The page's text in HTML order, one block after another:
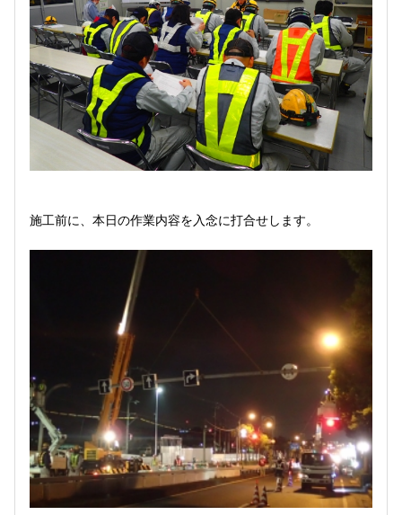
施工前に、本日の作業内容を入念に打合せします。